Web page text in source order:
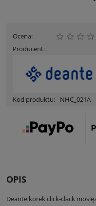
Ocena:
Producent:
Kod produktu: NHC_021A
OPIS
Deante korek click-clack